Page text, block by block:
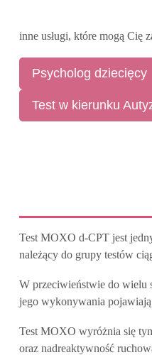
inne usługi, które mogą Cię
Psycholog dziecięcy
Test w kierunku
Test MOXO d-CPT jest
należący do grupy testów
W przeciwieństwie do wielu
jego wykonywania
Test MOXO wyróżnia się
oraz nadreaktywność